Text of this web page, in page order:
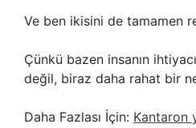
Ve ben ikisini de tamamen
Çünkü bazen insanın
değil, biraz daha rahat bir
Daha Fazlası İçin: Kantaron